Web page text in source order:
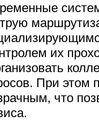
их
При этом
что